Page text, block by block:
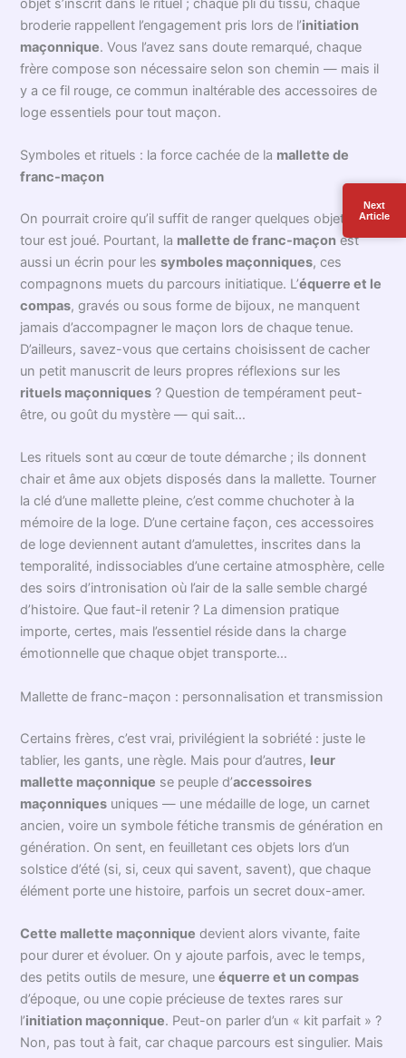
Quand on parle d’objets sacrés, lamallette de franc-
maçonoccupe une place à part dans l’imaginaire et la
pratique de chaque initié. Il ne s’agit pas seulement d’un
d’accessoires maçonniquessoigneusement choisis. On y
retrouve toujours le fameux
maîtresse et mémoire vivante du travail accompli lors des
cérémonies. D’ailleurs, entre nous : un frère sans tablier
pendant la tenue ? Inimaginable, surtout par une froide
soirée de décembre où la tradition réchauffe plus qu’un bon
vin chaud.
Lesgants maçonniquesne sont pas en reste, garants de
pureté dans l’action et de respect envers l’égrégore de la
loge maçonnique. Certains glissent aussi une écharpe ou
leur cordon, selon l’atelier auquel ils appartiennent. Chaque
objet s’inscrit dans le rituel ; chaque pli du tissu, chaque
broderie rappellent l’engagement pris lors de l’initiation
maçonnique . Vous l’avez sans doute remarqué, chaque
frère compose son nécessaire selon son chemin — mais il
loge essentiels pour tout maçon.
Symboles et rituels : la force cachée de lamallette de
franc-maçon
On pourrait croire qu’il suffit de ranger quelques objets et le
Next
Article